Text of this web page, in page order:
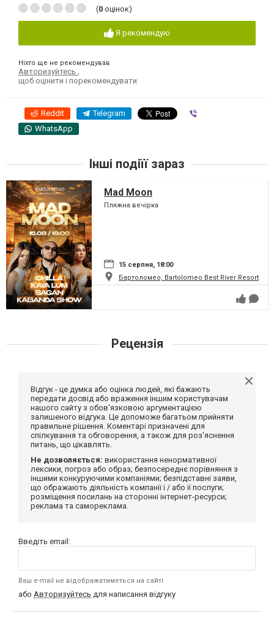
(0 оцінок)
Я рекомендую
Ніхто ще не рекомендував
Авторизуйтесь ,
щоб оцінити і порекомендувати
Reddit Telegram
WhatsApp
Інші подіїї зараз
Mad Moon
Пляжна вечірка
15 серпня, 18:00
Бартоломео, Bartolomeo Best River Resort
Рецензія
Відгук - це думка або оцінка людей, які бажають
передати досвід або враження іншим користувачам
нашого сайту з обов'язковою аргументацією
залишеного відгука. Це допоможе багатьом прийняти
правильне рішення. Коментарі призначені для
спілкування та обговорення, а також для роз'яснення
питань, що цікавлять.
Не дозволяється: використання ненормативної
лексики, погроз або образ; безпосереднє порівняння з
іншими конкуруючими компаніями; безпідставні заяви,
що ображають діяльність компанії і / або її послуги;
розміщення посилань на сторонні інтернет-ресурси;
реклама та самореклама.
Введіть email:
Ваш e-mail не відображатиметься на сайті
або Авторизуйтесь для написання відгуку